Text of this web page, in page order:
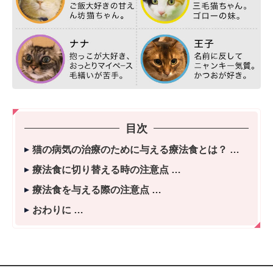
目次
猫の病気の治療のために与える療法食とは？
療法食に切り替える時の注意点
療法食を与える際の注意点
おわりに